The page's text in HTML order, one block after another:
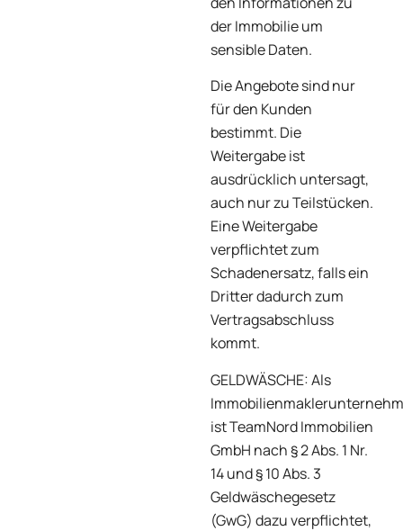
der Immobilie um
sensible Daten.
Die Angebote sind nur
für den Kunden
bestimmt. Die
Weitergabe ist
ausdrücklich untersagt,
auch nur zu Teilstücken.
Eine Weitergabe
verpflichtet zum
Schadenersatz, falls ein
Dritter dadurch zum
Vertragsabschluss
kommt.
GELDWÄSCHE: Als
ist TeamNord Immobilien
GmbH nach § 2 Abs. 1 Nr.
14 und § 10 Abs. 3
Geldwäschegesetz
(GwG) dazu verpflichtet,